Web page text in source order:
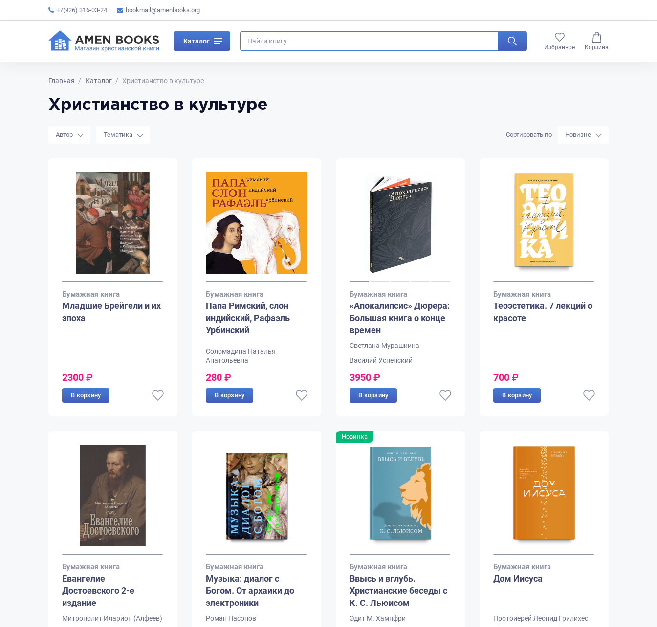
+7(926) 316-03-24 bookmail@amenbooks.org
Каталог
Избранное Корзина
Главная Каталог Христианство в культуре
Христианство в культуре
Автор Тематика Сортировать по Новизне
Бумажная книга
Младшие Брейгели и их
эпоха
2300 ₽
В корзину
Бумажная книга
Папа Римский, слон
индийский, Рафаэль
Урбинский
Соломадина Наталья
Анатольевна
280 ₽
В корзину
Бумажная книга
«Апокалипсис» Дюрера:
Большая книга о конце
времен
Светлана Мурашкина
Василий Успенский
3950 ₽
В корзину
Бумажная книга
Теоэстетика. 7 лекций о
красоте
700 ₽
В корзину
Бумажная книга
Евангелие
Достоевского 2-е
издание
Митрополит Иларион (Алфеев)
Бумажная книга
Музыка: диалог с
Богом. От архаики до
электроники
Роман Насонов
Новинка
Бумажная книга
Ввысь и вглубь.
Христианские беседы с
К. С. Льюисом
Эдит М. Хампфри
Бумажная книга
Дом Иисуса
Протоиерей Леонид Грилихес